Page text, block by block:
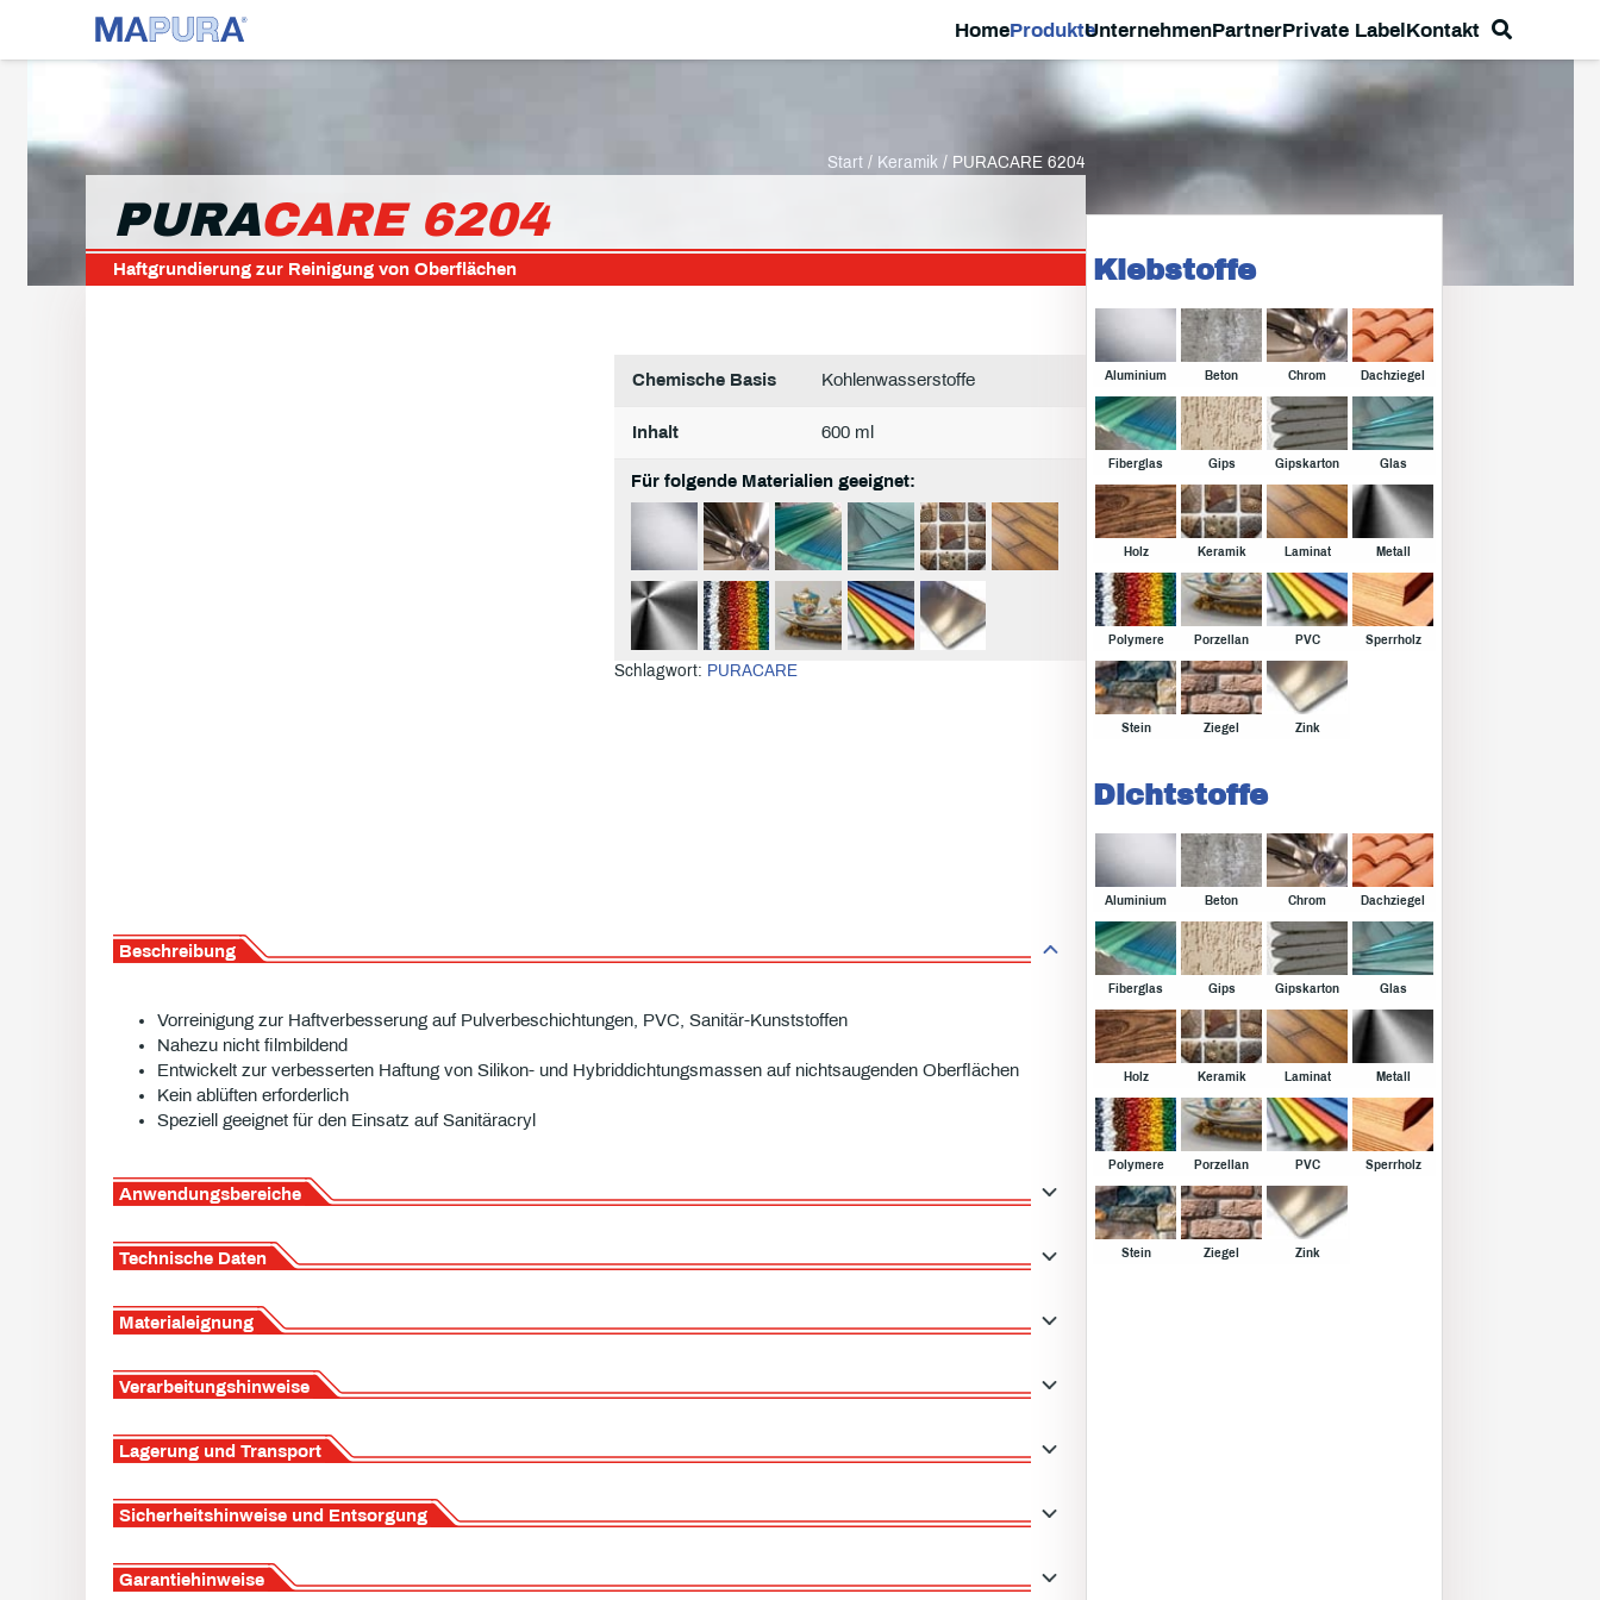
HomeProdukteUnternehmenPartnerPrivate LabelKontakt
Start / Keramik / PURACARE 6204
PURACARE 6204
Haftgrundierung zur Reinigung von Oberflächen
Chemische Basis Kohlenwasserstoffe
Inhalt 600 ml
Für folgende Materialien geeignet:
Schlagwort: PURACARE
Beschreibung
Vorreinigung zur Haftverbesserung auf Pulverbeschichtungen, PVC, Sanitär-Kunststoffen
Nahezu nicht filmbildend
Entwickelt zur verbesserten Haftung von Silikon- und Hybriddichtungsmassen auf nichtsaugenden Oberflächen
Kein ablüften erforderlich
Speziell geeignet für den Einsatz auf Sanitäracryl
Anwendungsbereiche
Technische Daten
Materialeignung
Verarbeitungshinweise
Lagerung und Transport
Sicherheitshinweise und Entsorgung
Garantiehinweise
Klebstoffe
Aluminium Beton Chrom Dachziegel
Fiberglas Gips Gipskarton Glas
Holz Keramik Laminat Metall
Polymere Porzellan PVC Sperrholz
Stein Ziegel Zink
Dichtstoffe
Aluminium Beton Chrom Dachziegel
Fiberglas Gips Gipskarton Glas
Holz Keramik Laminat Metall
Polymere Porzellan PVC Sperrholz
Stein Ziegel Zink